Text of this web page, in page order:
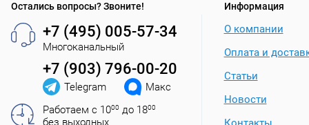
Остались вопросы? Звоните!
+7 (495) 005-57-34
Многоканальный
+7 (903) 796-00-20
Telegram
Макс
Работаем с 1000 до 1800
Информация
О компании
Оплата и
Статьи
Новости